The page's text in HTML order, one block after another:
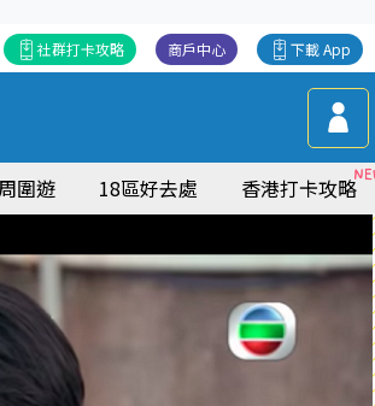
下載 App
商戶中心
社群打卡攻略
圍遊 18區好去處 香港打卡攻略